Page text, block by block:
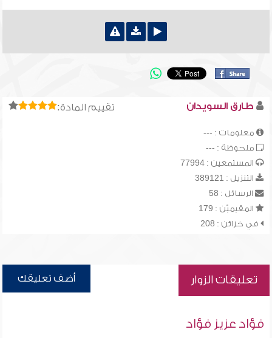
تقييم المادة: طارق السويدان
معلومات : ---
ملحوظة : ---
المستمعين : 77994
التنزيل : 389121
الرسائل : 58
المقيميّن : 179
في خزائن : 208
تعليقات الزوار أضف تعليقك
فؤاد عزيز فؤاد